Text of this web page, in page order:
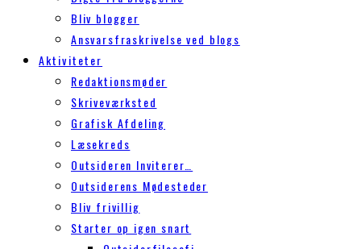
Bliv blogger
Ansvarsfraskrivelse ved blogs
Aktiviteter
Redaktionsmøder
Skriveværksted
Grafisk Afdeling
Læsekreds
Outsideren Inviterer…
Outsiderens Mødesteder
Bliv frivillig
Starter op igen snart